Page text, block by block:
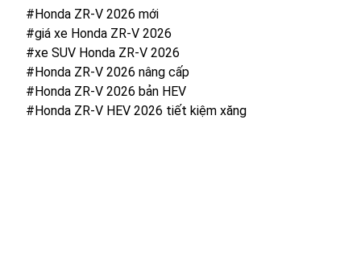
#Honda ZR-V 2026 mới
#giá xe Honda ZR-V 2026
#xe SUV Honda ZR-V 2026
#Honda ZR-V 2026 nâng cấp
#Honda ZR-V 2026 bản HEV
#Honda ZR-V HEV 2026 tiết kiệm xăng